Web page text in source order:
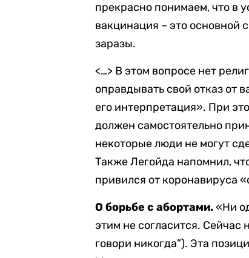
прекрасно понимаем, что в
вакцинация – это основной
заразы.
<…> В этом вопросе нет
оправдывать свой отказ от
его интерпретация». При
должен самостоятельно
некоторые люди не могут
Также Легойда напомнил,
привился от коронавируса
О борьбе с абортами.«Ни
этим не согласится. Сейчас
говори никогда”). Эта